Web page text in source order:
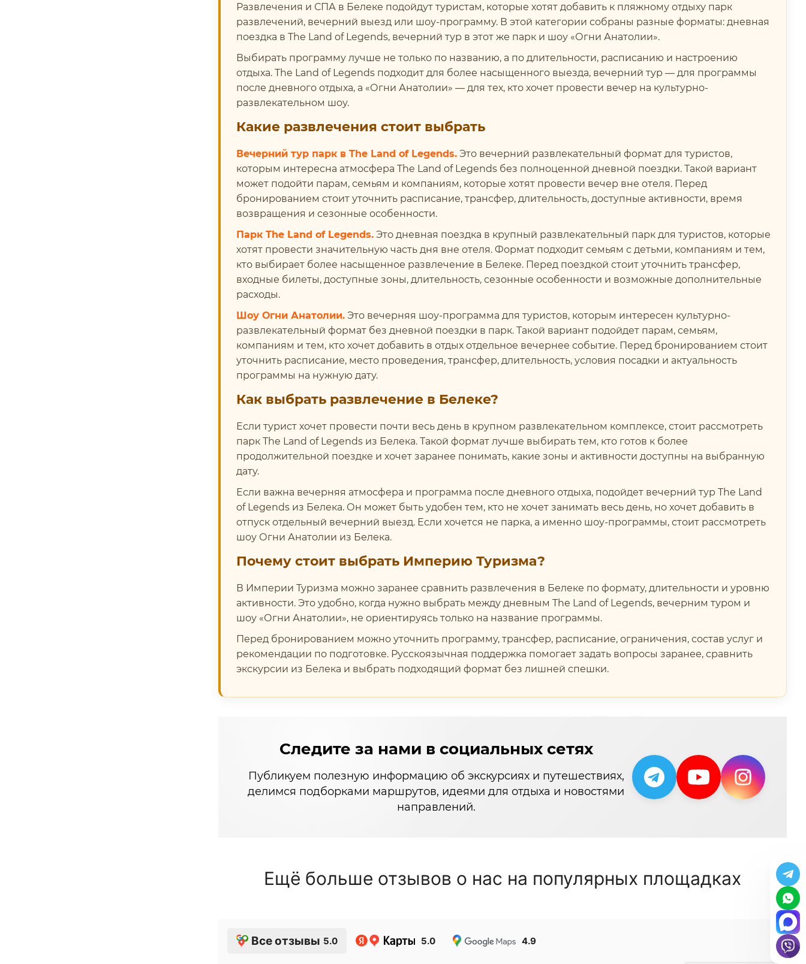
Развлечения и СПА в Белеке подойдут туристам, которые хотят добавить к пляжному отдыху парк
развлечений, вечерний выезд или шоу-программу. В этой категории собраны разные форматы: дневная
поездка в The Land of Legends, вечерний тур в этот же парк и шоу «Огни Анатолии».
Выбирать программу лучше не только по названию, а по длительности, расписанию и настроению
отдыха. The Land of Legends подходит для более насыщенного выезда, вечерний тур — для программы
после дневного отдыха, а «Огни Анатолии» — для тех, кто хочет провести вечер на культурно-
развлекательном шоу.
Какие развлечения стоит выбрать
Вечерний тур парк в The Land of Legends. Это вечерний развлекательный формат для туристов,
которым интересна атмосфера The Land of Legends без полноценной дневной поездки. Такой вариант
может подойти парам, семьям и компаниям, которые хотят провести вечер вне отеля. Перед
бронированием стоит уточнить расписание, трансфер, длительность, доступные активности, время
возвращения и сезонные особенности.
Парк The Land of Legends. Это дневная поездка в крупный развлекательный парк для туристов, которые
хотят провести значительную часть дня вне отеля. Формат подходит семьям с детьми, компаниям и тем,
кто выбирает более насыщенное развлечение в Белеке. Перед поездкой стоит уточнить трансфер,
входные билеты, доступные зоны, длительность, сезонные особенности и возможные дополнительные
расходы.
Шоу Огни Анатолии. Это вечерняя шоу-программа для туристов, которым интересен культурно-
развлекательный формат без дневной поездки в парк. Такой вариант подойдет парам, семьям,
компаниям и тем, кто хочет добавить в отдых отдельное вечернее событие. Перед бронированием стоит
уточнить расписание, место проведения, трансфер, длительность, условия посадки и актуальность
программы на нужную дату.
Как выбрать развлечение в Белеке?
Если турист хочет провести почти весь день в крупном развлекательном комплексе, стоит рассмотреть
парк The Land of Legends из Белека. Такой формат лучше выбирать тем, кто готов к более
продолжительной поездке и хочет заранее понимать, какие зоны и активности доступны на выбранную
дату.
Если важна вечерняя атмосфера и программа после дневного отдыха, подойдет вечерний тур The Land
of Legends из Белека. Он может быть удобен тем, кто не хочет занимать весь день, но хочет добавить в
отпуск отдельный вечерний выезд. Если хочется не парка, а именно шоу-программы, стоит рассмотреть
шоу Огни Анатолии из Белека.
Почему стоит выбрать Империю Туризма?
В Империи Туризма можно заранее сравнить развлечения в Белеке по формату, длительности и уровню
активности. Это удобно, когда нужно выбрать между дневным The Land of Legends, вечерним туром и
шоу «Огни Анатолии», не ориентируясь только на название программы.
Перед бронированием можно уточнить программу, трансфер, расписание, ограничения, состав услуг и
рекомендации по подготовке. Русскоязычная поддержка помогает задать вопросы заранее, сравнить
экскурсии из Белека и выбрать подходящий формат без лишней спешки.
Следите за нами в социальных сетях
Публикуем полезную информацию об экскурсиях и путешествиях,
делимся подборками маршрутов, идеями для отдыха и новостями
направлений.
Ещё больше отзывов о нас на популярных площадках
Все отзывы 5.0 5.0 4.9